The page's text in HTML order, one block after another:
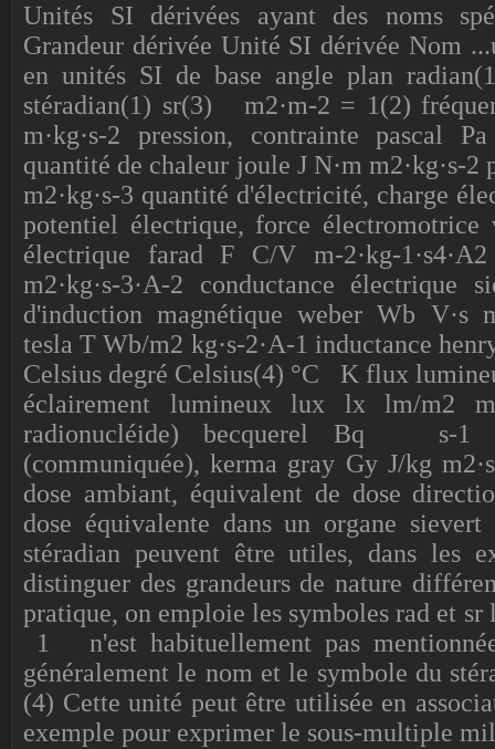
Unités SI dérivées ayant des noms
Grandeur dérivée Unité SI dérivée Nom
en unités SI de base angle plan
stéradian(1) sr(3) m2·m-2 = 1(2)
m·kg·s-2 pression, contrainte pascal
quantité de chaleur joule J N·m m2·kg·s-
m2·kg·s-3 quantité d'électricité, charge
potentiel électrique, force
électrique farad F C/V m-2·kg-
m2·kg·s-3·A-2 conductance électrique
d'induction magnétique weber Wb V·s
tesla T Wb/m2 kg·s-2·A-1 inductance
Celsius degré Celsius(4) °C K flux
éclairement lumineux lux lx lm/m2
radionucléide) becquerel Bq s-1
(communiquée), kerma gray Gy J/kg
dose ambiant, équivalent de dose
dose équivalente dans un organe
stéradian peuvent être utiles, dans les
distinguer des grandeurs de nature
pratique, on emploie les symboles rad et
1 n'est habituellement pas
généralement le nom et le symbole du
(4) Cette unité peut être utilisée en
exemple pour exprimer le sous-multiple